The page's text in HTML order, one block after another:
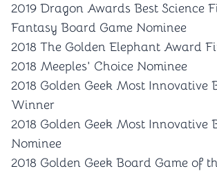
2019 Dragon Awards Best Science
Fantasy Board Game Nominee
2018 The Golden Elephant Award
2018 Meeples' Choice Nominee
2018 Golden Geek Most Innovative
Winner
2018 Golden Geek Most Innovative
Nominee
2018 Golden Geek Board Game of